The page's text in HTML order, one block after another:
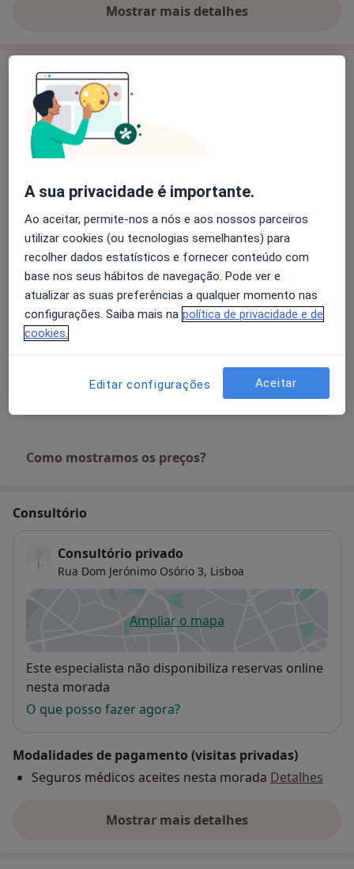
Mostrar mais detalhes
sobre a experiência
Serviços e preços
Adenoidectomia
Detalhes
Amigdalectomia
Detalhes
Audiometria
Detalhes
Cirurgia Da Estenose Do Conduto Auditivo
Detalhes
Como mostramos os preços?
Consultório
Consultório privado
Rua Dom Jerónimo Osório 3‎, Lisboa
Ampliar o mapaabre num novo separador
Disponibilidade
Este especialista não disponibiliza reservas online
nesta morada
O que posso fazer agora?
Modalidades de pagamento (visitas privadas)
Seguros médicos aceites nesta morada Detalhes
Mostrar mais detalhes
sobre o endereço
A sua privacidade é importante.
Ao aceitar, permite-nos a nós e aos nossos parceiros
utilizar cookies (ou tecnologias semelhantes) para
recolher dados estatísticos e fornecer conteúdo com
base nos seus hábitos de navegação. Pode ver e
atualizar as suas preferências a qualquer momento nas
configurações. Saiba mais na política de privacidade e de
cookies.
Editar configurações Aceitar